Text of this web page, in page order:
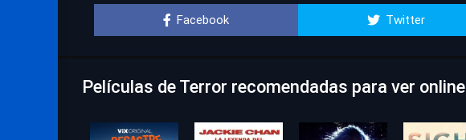
Facebook Twitter
Películas de Terror recomendadas para ver online